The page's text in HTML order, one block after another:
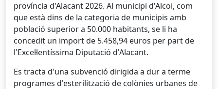
província d'Alacant 2026. Al municipi d'Alcoi, com
que està dins de la categoria de municipis amb
població superior a 50.000 habitants, se li ha
concedit un import de 5.458,94 euros per part de
l'Excel·lentíssima Diputació d'Alacant.
Es tracta d'una subvenció dirigida a dur a terme
programes d'esterilització de colònies urbanes de